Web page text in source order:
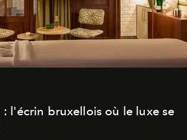
l'écrin bruxellois où le luxe se